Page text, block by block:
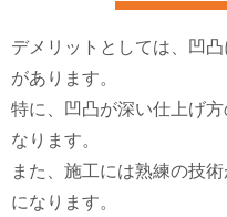
デメリットとしては、凹
があります。
特に、凹凸が深い仕上げ
なります。
また、施工には熟練の技
になります。